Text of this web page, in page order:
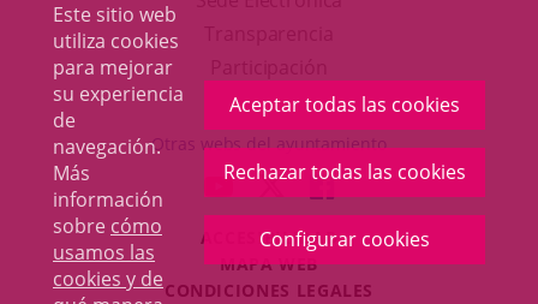
Este sitio web
utiliza cookies
para mejorar
su experiencia
de
navegación.
Más
información
sobre cómo
usamos las
cookies y de
Aceptar todas las cookies
Rechazar todas las cookies
Configurar cookies
en
una
ventana
nueva.
aplicación
externa.
Otras webs del ayuntamiento
ENLACE
A
UNA
APLICACIÓN
ENLACE
A
UNA
APLICACIÓN
ENLACE
A
UNA
ACCESIBILIDAD
MAPA WEB
CONDICIONES LEGALES